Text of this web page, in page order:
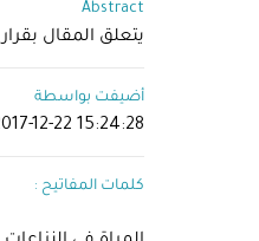
Abstract
يتعلق المقال
أضيفت بواسطة
12-22 15:24:28
كلمات المفاتيح :